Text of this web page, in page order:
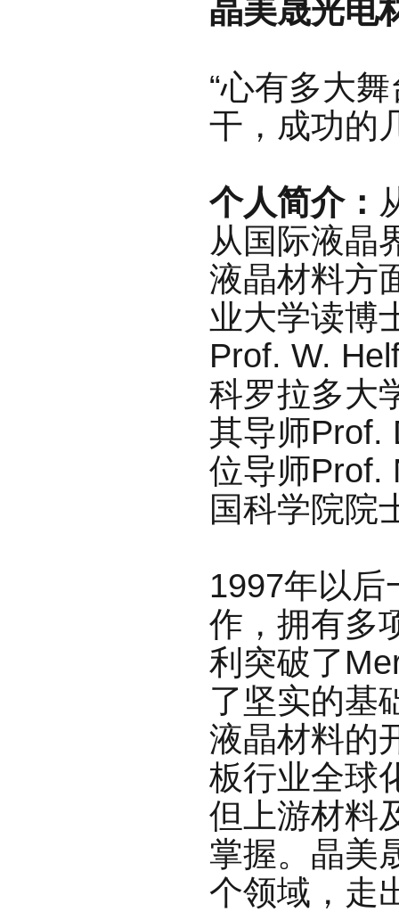
晶美晟光电
“心有多大
干，成功的
个人简介：
从国际液晶
液晶材料方
业大学读博
Prof. W.
科罗拉多大
其导师Prof.
位导师Prof.
国科学院院
1997年以后
作，拥有多
利突破了
了坚实的基
液晶材料的
板行业全球
但上游材料
掌握。晶美
个领域，走